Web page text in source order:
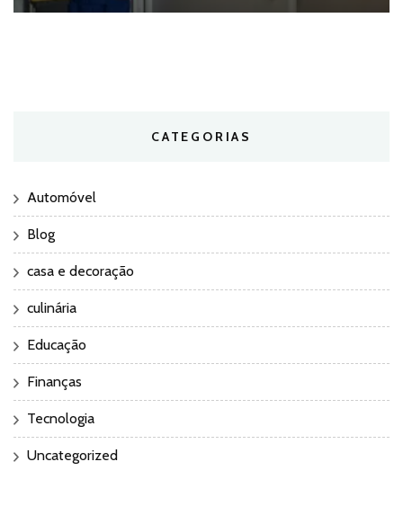
CATEGORIAS
Automóvel
Blog
casa e decoração
culinária
Educação
Finanças
Tecnologia
Uncategorized